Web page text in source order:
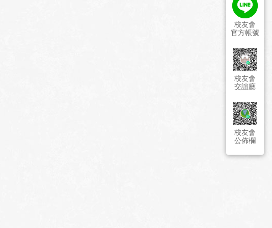
校友會
官方帳號
校友會
交誼廳
校友會
公佈欄